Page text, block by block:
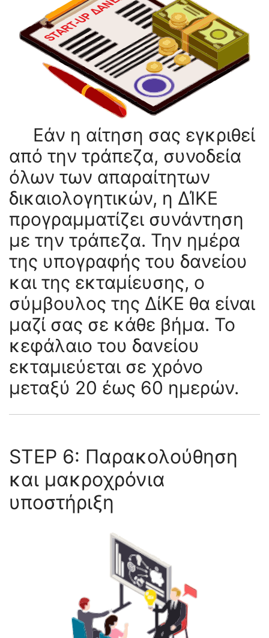
Εάν η αίτηση σας εγκριθεί
από την τράπεζα, συνοδεία
όλων των απαραίτητων
δικαιολογητικών, η ΔΊΚΕ
προγραμματίζει συνάντηση
με την τράπεζα. Την ημέρα
της υπογραφής του δανείου
και της εκταμίευσης, ο
σύμβουλος της ΔίΚΕ θα είναι
μαζί σας σε κάθε βήμα. Το
κεφάλαιο του δανείου
εκταμιεύεται σε χρόνο
μεταξύ 20 έως 60 ημερών.
STEP 6: Παρακολούθηση
και μακροχρόνια
υποστήριξη